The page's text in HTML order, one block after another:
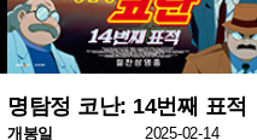
띄는 성과다.
년 12월 11일 개봉한
를 풍자하는 독창적인 S
연과 철학적 메시지로
을 더해, 누적 매출 50